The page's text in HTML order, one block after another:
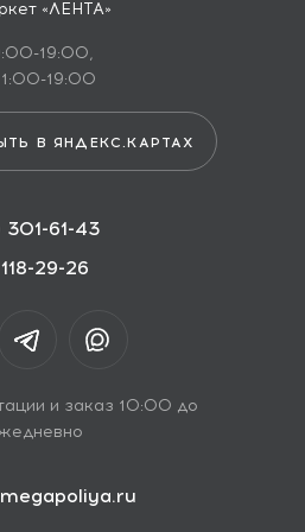
«ЛЕНТА»
19:00,
19:00
В ЯНДЕКС.КАРТАХ
61-43
29-26
и заказ 10:00 до